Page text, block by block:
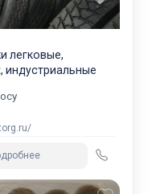
легковые,
индустриальные